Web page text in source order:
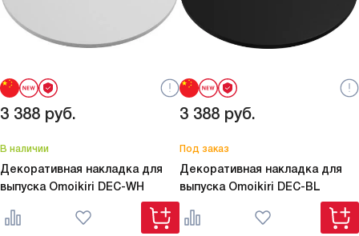
3 388 руб.
В наличии
Декоративная накладка для
выпуска Omoikiri DEC-WH
3 388 руб.
Под заказ
Декоративная накладка для
выпуска Omoikiri DEC-BL